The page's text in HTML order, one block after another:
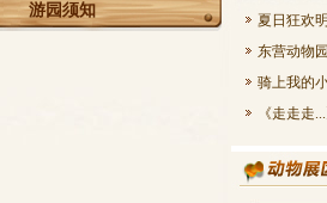
游园须知
夏日狂欢
东营动物
骑上我的
《走走走
长